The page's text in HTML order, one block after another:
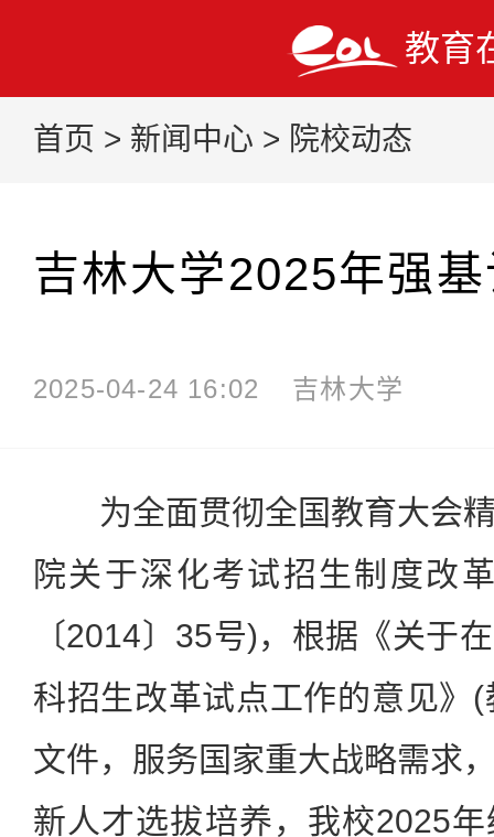
教育
首页 > 新闻中心 > 院校动态
吉林大学2025年强
2025-04-24 16:02 吉林大学
为全面贯彻全国教育大会精
院关于深化考试招生制度改
〔2014〕35号)，根据《关于
科招生改革试点工作的意见》
文件，服务国家重大战略需求
新人才选拔培养，我校2025